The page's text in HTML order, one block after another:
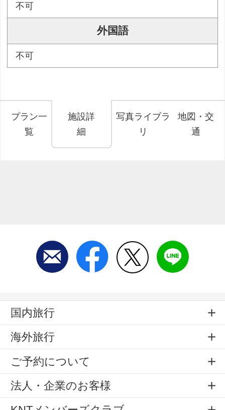
不可
外国語
不可
プラン一
覧
施設詳
細
写真ライブラ
リ
地図・交
通
国内旅行
海外旅行
ご予約について
法人・企業のお客様